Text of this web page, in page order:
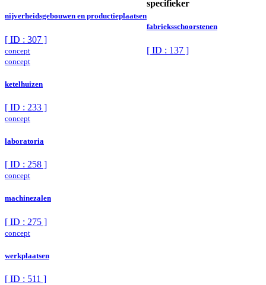
nijverheidsgebouwen en productieplaatsen
[ ID : 307 ]
concept
specifieker
fabrieksschoorstenen
[ ID : 137 ]
concept
ketelhuizen
[ ID : 233 ]
concept
laboratoria
[ ID : 258 ]
concept
machinezalen
[ ID : 275 ]
concept
werkplaatsen
[ ID : 511 ]